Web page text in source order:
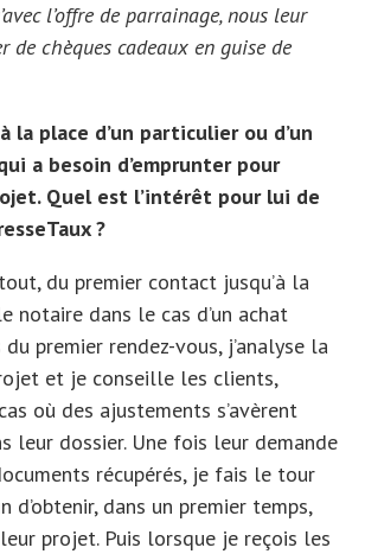
l’offre de parrainage, nous leur
de chèques cadeaux en guise de
la place d’un particulier ou d’un
a besoin d’emprunter pour
Quel est l’intérêt pour lui de
?
tout, du premier contact jusqu’à la
notaire dans le cas d’un achat
premier rendez-vous, j’analyse la
et je conseille les clients,
où des ajustements s’avèrent
leur dossier. Une fois leur demande
récupérés, je fais le tour
d’obtenir, dans un premier temps,
projet. Puis lorsque je reçois les